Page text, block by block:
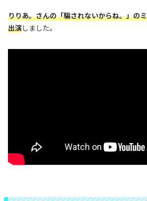
りりあ。さんの「騙されないからね。」の
出演しました。